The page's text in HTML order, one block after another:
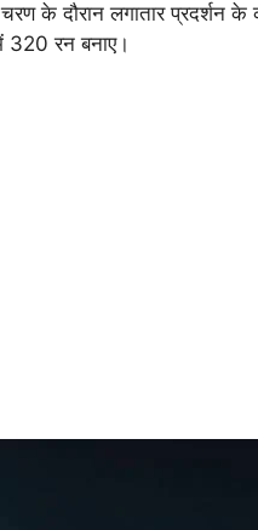
के दौरान लगातार
320 रन बनाए।